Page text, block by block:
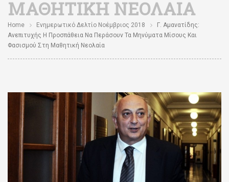
ΜΑΘΗΤΙΚΉ ΝΕΟΛΑΊΑ
Home Ενημερωτικό Δελτίο Νοέμβριος 2018
Γ. Αμανατίδης:
Ανεπιτυχής Η Προσπάθεια Να Περάσουν Τα Μηνύματα Μίσους Και
Φασισμού Στη Μαθητική Νεολαία